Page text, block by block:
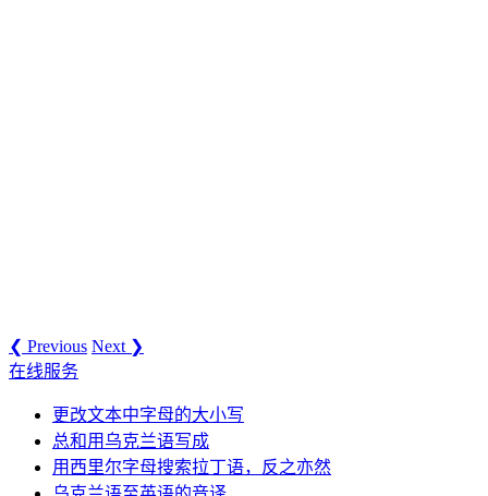
❮ Previous Next ❯
在线服务
更改文本中字母的大小写
总和用乌克兰语写成
用西里尔字母搜索拉丁语，反之亦然